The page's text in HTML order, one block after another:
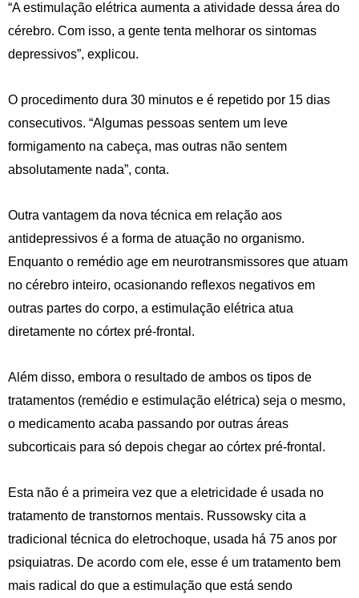
“A estimulação elétrica aumenta a atividade dessa área do
cérebro. Com isso, a gente tenta melhorar os sintomas
depressivos”, explicou.
O procedimento dura 30 minutos e é repetido por 15 dias
consecutivos. “Algumas pessoas sentem um leve
formigamento na cabeça, mas outras não sentem
absolutamente nada”, conta.
Outra vantagem da nova técnica em relação aos
antidepressivos é a forma de atuação no organismo.
Enquanto o remédio age em neurotransmissores que atuam
no cérebro inteiro, ocasionando reflexos negativos em
outras partes do corpo, a estimulação elétrica atua
diretamente no córtex pré-frontal.
Além disso, embora o resultado de ambos os tipos de
tratamentos (remédio e estimulação elétrica) seja o mesmo,
o medicamento acaba passando por outras áreas
subcorticais para só depois chegar ao córtex pré-frontal.
Esta não é a primeira vez que a eletricidade é usada no
tratamento de transtornos mentais. Russowsky cita a
tradicional técnica do eletrochoque, usada há 75 anos por
psiquiatras. De acordo com ele, esse é um tratamento bem
mais radical do que a estimulação que está sendo